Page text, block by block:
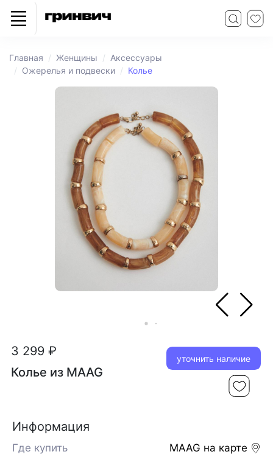
Главная Женщины
Аксессуары
Ожерелья и подвески
Колье
3 299 ₽
Колье из MAAG
уточнить наличие
Информация
MAAG на карте
Где купить